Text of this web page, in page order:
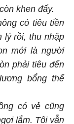
khen đấy.
có tiêu tiền
lý rồi, thu nhập
mới là người
phải tiêu đến
bổng thế
có vẻ cũng
lắm. Tôi vẫn